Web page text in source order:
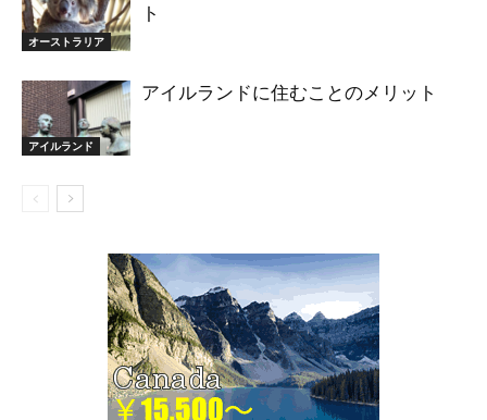
オーストラリア
ト
アイルランド
アイルランドに住むことのメリット